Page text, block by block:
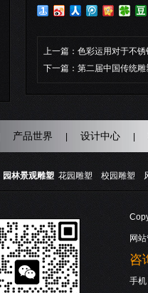
上一篇： 色彩运用对于不
下一篇： 第二届中国传统
产品世界 设计中心
园林景观雕塑 花园雕塑 校园雕塑
网
咨
手